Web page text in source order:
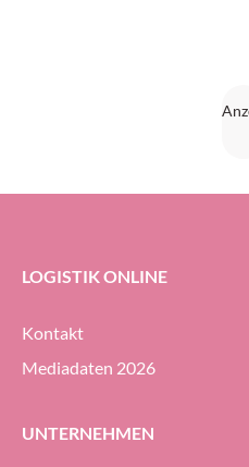
LOGISTIK ONLINE
Kontakt
Mediadaten 2026
UNTERNEHMEN